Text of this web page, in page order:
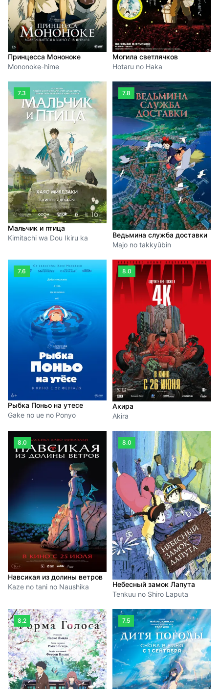
Принцесса Мононоке
Mononoke-hime
Могила светлячков
Hotaru no Haka
7.3
Мальчик и птица
Kimitachi wa Dou Ikiru ka
7.8
Ведьмина служба доставки
Majo no takkyûbin
7.6
Рыбка Поньо на утесе
Gake no ue no Ponyo
8.0
Акира
Akira
8.0
Навсикая из долины ветров
Kaze no tani no Naushika
8.0
Небесный замок Лапута
Tenkuu no Shiro Laputa
8.2 7.5